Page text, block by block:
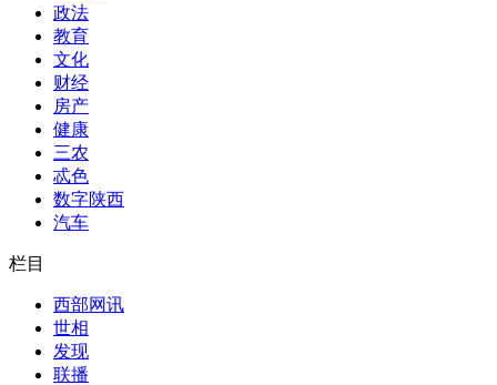
政法
教育
文化
财经
房产
健康
三农
忒色
数字陕西
汽车
栏目
西部网讯
世相
发现
联播